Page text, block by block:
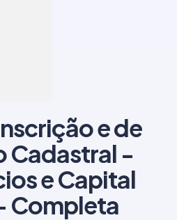
e de
Cadastral -
e Capital
Completa